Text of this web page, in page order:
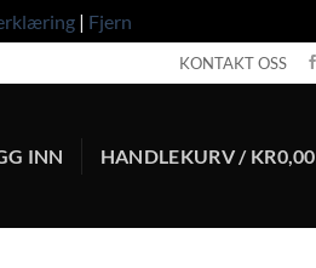
| Fjern
KONTAKT OSS
INN HANDLEKURV / KR0,00